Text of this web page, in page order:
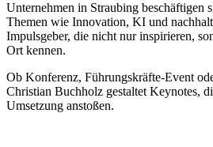
Unternehmen in Straubing beschäftigen
Themen wie Innovation, KI und
Impulsgeber, die nicht nur inspirieren,
Ort kennen.
Ob Konferenz, Führungskräfte-Event
Christian Buchholz gestaltet Keynotes,
Umsetzung anstoßen.